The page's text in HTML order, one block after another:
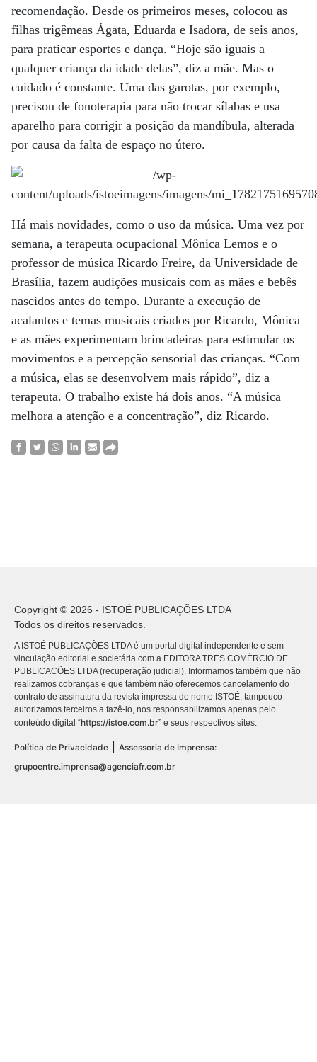
recomendação. Desde os primeiros meses, colocou as
filhas trigêmeas Ágata, Eduarda e Isadora, de seis anos,
para praticar esportes e dança. “Hoje são iguais a
qualquer criança da idade delas”, diz a mãe. Mas o
cuidado é constante. Uma das garotas, por exemplo,
precisou de fonoterapia para não trocar sílabas e usa
aparelho para corrigir a posição da mandíbula, alterada
por causa da falta de espaço no útero.
Há mais novidades, como o uso da música. Uma vez por
semana, a terapeuta ocupacional Mônica Lemos e o
professor de música Ricardo Freire, da Universidade de
Brasília, fazem audições musicais com as mães e bebês
nascidos antes do tempo. Durante a execução de
acalantos e temas musicais criados por Ricardo, Mônica
e as mães experimentam brincadeiras para estimular os
movimentos e a percepção sensorial das crianças. “Com
a música, elas se desenvolvem mais rápido”, diz a
terapeuta. O trabalho existe há dois anos. “A música
melhora a atenção e a concentração”, diz Ricardo.
Copyright © 2026 - ISTOÉ PUBLICAÇÕES LTDA
Todos os direitos reservados.
A ISTOÉ PUBLICAÇÕES LTDA é um portal digital independente e sem
vinculação editorial e societária com a EDITORA TRES COMÉRCIO DE
PUBLICACÕES LTDA (recuperação judicial). Informamos também que não
realizamos cobranças e que também não oferecemos cancelamento do
contrato de assinatura da revista impressa de nome ISTOÉ, tampouco
autorizamos terceiros a fazê-lo, nos responsabilizamos apenas pelo
conteúdo digital “https://istoe.com.br” e seus respectivos sites.
Política de Privacidade
Assessoria de Imprensa:
grupoentre.imprensa@agenciafr.com.br